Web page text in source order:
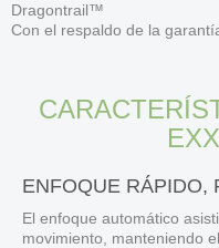
Dragontrail™
Con el respaldo de la
ENFOQUE RÁPIDO,
El enfoque automático
movimiento, manteniendo